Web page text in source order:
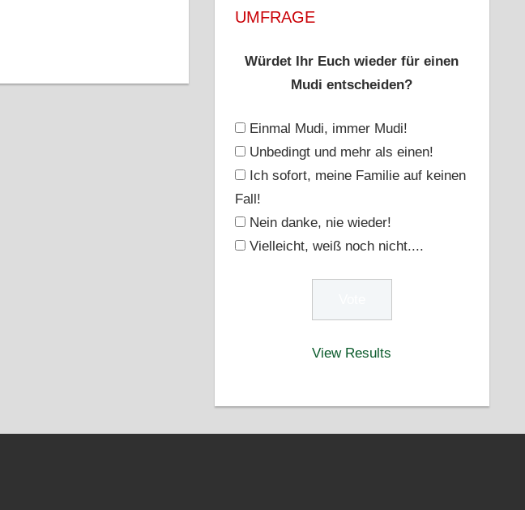
UMFRAGE
Würdet Ihr Euch wieder für einen
Mudi entscheiden?
Einmal Mudi, immer Mudi!
Unbedingt und mehr als einen!
Ich sofort, meine Familie auf keinen
Fall!
Nein danke, nie wieder!
Vielleicht, weiß noch nicht....
View Results